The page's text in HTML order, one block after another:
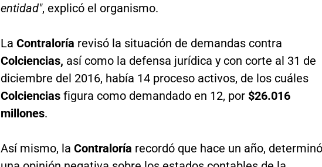
entidad", explicó el organismo.
La Contraloría revisó la situación de demandas contra
Colciencias, así como la defensa jurídica y con corte al 31 de
diciembre del 2016, había 14 proceso activos, de los cuáles
Colcienciasfigura como demandado en 12, por$26.016
millones.
Así mismo, la Contraloría recordó que hace un año, determinó